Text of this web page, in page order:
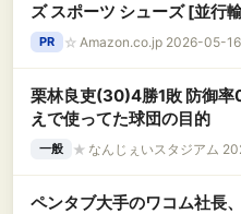
ズ スポーツ シューズ [並行
PR ☆ Amazon.co.jp 2026-05-16
栗林良吏(30)4勝1敗 防御
えで使ってた球団の目的
一般 ★ なんじぇいスタジアム
ペンタブ大手のワコム社長